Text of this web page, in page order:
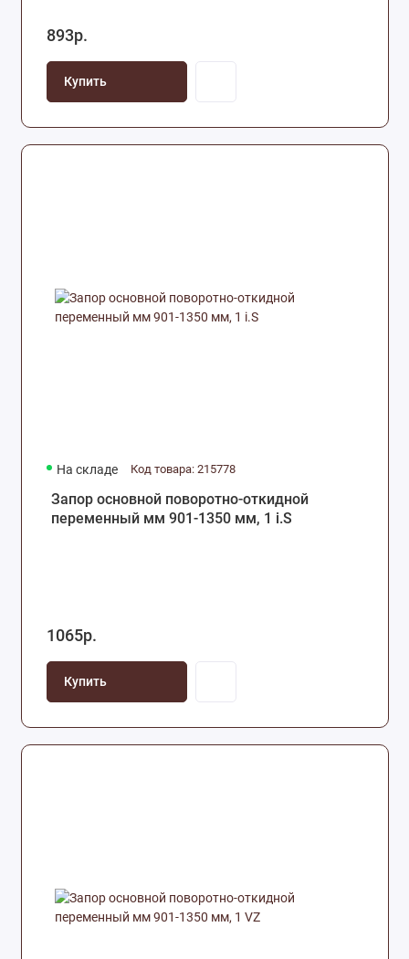
893р.
Купить
На складе Код товара: 215778
Запор основной поворотно-откидной
переменный мм 901-1350 мм, 1 i.S
1065р.
Купить